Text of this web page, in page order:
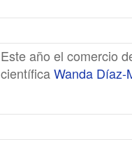
Este año el comercio
científicaWanda Díaz-